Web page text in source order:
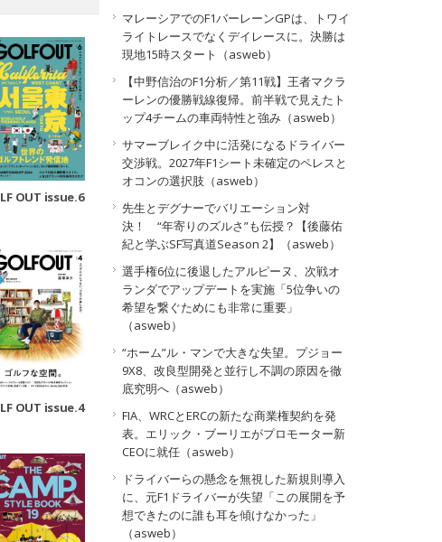
OUT issue.6
OUT issue.4
マレーシアでのF1バーレーンGPは、トワイ
ライトレースでなくデイレースに。決勝は
現地15時スタート（asweb）
【中野信治のF1分析／第11戦】王者マクラ
ーレンの優勝戦線復帰。前半戦で見えたト
ップ4チームの車両特性と強み（asweb）
サマーブレイク中に活発になるドライバー
交渉戦。2027年F1シート未確定のペレスと
オコンの選択肢（asweb）
先生とデグナーでバリエーション対
決！ “年寄りのズルさ”も伝授？【後藤佑
紀と学ぶSF写真道Season 2】（asweb）
選手権6位に後退したアルピーヌ、次戦オ
ランダでアップデートを実施「5位争いの
希望を繋ぐためにも非常に重要」
（asweb）
“ホーム”ル・マンで大きな失望。プジョー
9X8、改良型開発と並行し不調の原因を徹
底究明へ（asweb）
FIA、WRCとERCの新たな商業権契約を発
表。エリック・ブーリエがプロモーター新
CEOに就任（asweb）
ドライバーらの懸念を無視した新規則導入
に、元F1ドライバーが失望「この展開を予
想できたのに誰も耳を傾けなかった」
（asweb）